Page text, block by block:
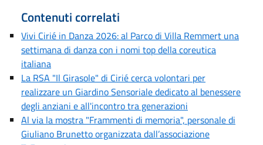
Contenuti correlati
Vivi Cirié in Danza 2026: al Parco di Villa Remmert una
settimana di danza con i nomi top della coreutica
italiana
La RSA "Il Girasole" di Cirié cerca volontari per
realizzare un Giardino Sensoriale dedicato al benessere
degli anziani e all'incontro tra generazioni
Al via la mostra "Frammenti di memoria", personale di
Giuliano Brunetto organizzata dall’associazione